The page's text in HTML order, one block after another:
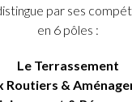
par ses
en 6 pôles :
Le Terrassement
Routiers &